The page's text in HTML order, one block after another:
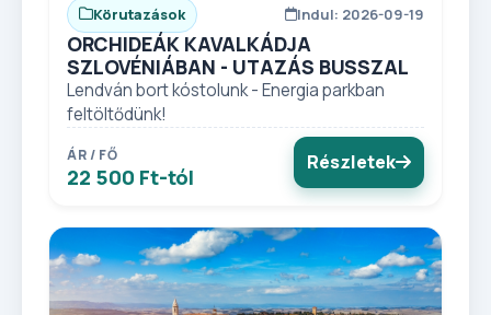
Körutazások Indul: 2026-09-19
ORCHIDEÁK KAVALKÁDJA
SZLOVÉNIÁBAN - UTAZÁS BUSSZAL
Lendván bort kóstolunk - Energia parkban
feltöltődünk!
ÁR / FŐ
22 500 Ft-tól
Részletek